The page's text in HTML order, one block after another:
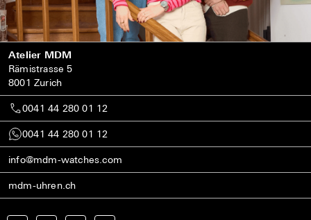
Atelier MDM
Rämistrasse 5
8001 Zurich
0041 44 280 01 12
0041 44 280 01 12
info@mdm-watches.com
mdm-uhren.ch